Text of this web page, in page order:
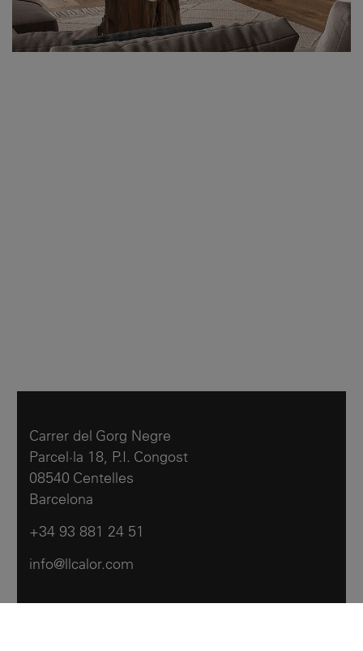
Carrer del Gorg Negre
Parcel·la 18, P.I. Congost
08540 Centelles
Barcelona
+34 93 881 24 51
info@llcalor.com